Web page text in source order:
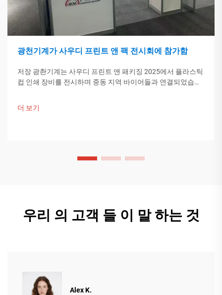
광천기계가 사우디 프린트 앤 팩 전시회에 참가함
저장 광촨기계는 사우디 프린트 앤 패키징 2025에서 플라스틱
컵 인쇄 장비를 전시하며 중동 지역 바이어들과 연결되었습니
더 보기
우리 의 고객 들 이 말 하는 것
Alex K.